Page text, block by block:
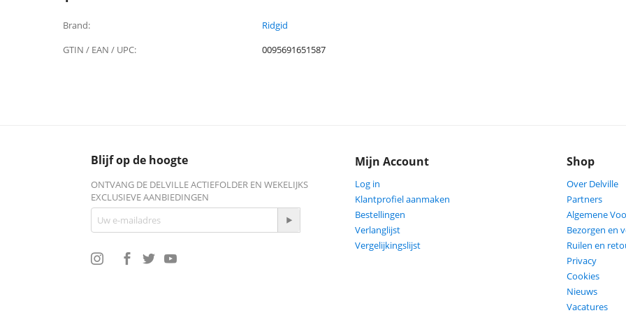
Brand:
Ridgid
GTIN / EAN / UPC:
0095691651587
Blijf op de hoogte
ONTVANG DE DELVILLE ACTIEFOLDER EN WEKELIJKS
EXCLUSIEVE AANBIEDINGEN
Mijn Account
Log in
Klantprofiel aanmaken
Bestellingen
Verlanglijst
Vergelijkingslijst
Shop
Over Delville
Partners
Algemene
Bezorgen en
Ruilen en
Privacy
Cookies
Nieuws
Vacatures